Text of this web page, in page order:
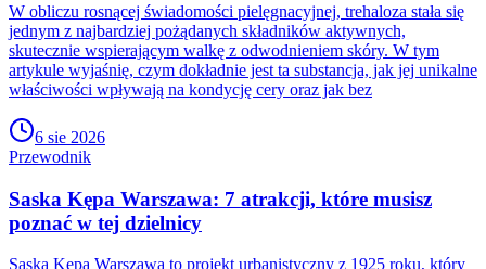
W obliczu rosnącej świadomości pielęgnacyjnej, trehaloza stała się
jednym z najbardziej pożądanych składników aktywnych,
skutecznie wspierającym walkę z odwodnieniem skóry. W tym
artykule wyjaśnię, czym dokładnie jest ta substancja, jak jej unikalne
właściwości wpływają na kondycję cery oraz jak bez
6 sie 2026
Przewodnik
Saska Kępa Warszawa: 7 atrakcji, które musisz
poznać w tej dzielnicy
Saska Kępa Warszawa to projekt urbanistyczny z 1925 roku, który